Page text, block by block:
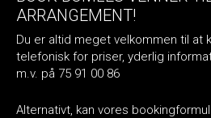
ARRANGEMENT!
Du er altid meget velkommen til at
telefonisk for priser, yderlig
m.v. på 75 91 00 86
Alternativt, kan vores